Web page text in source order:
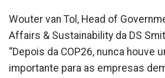
Wouter van Tol, Head of
Affairs & Sustainability da DS
“Depois da COP26, nunca houve
importante para as empresas